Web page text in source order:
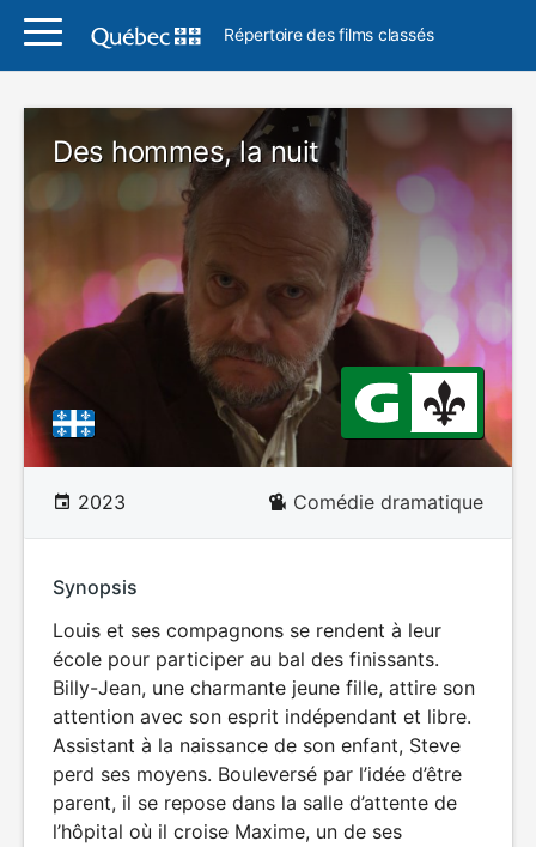
Répertoire des films classés
Des hommes, la nuit
2023 Comédie dramatique
Synopsis
Louis et ses compagnons se rendent à leur
école pour participer au bal des finissants.
Billy-Jean, une charmante jeune fille, attire son
attention avec son esprit indépendant et libre.
Assistant à la naissance de son enfant, Steve
perd ses moyens. Bouleversé par l’idée d’être
parent, il se repose dans la salle d’attente de
l’hôpital où il croise Maxime, un de ses